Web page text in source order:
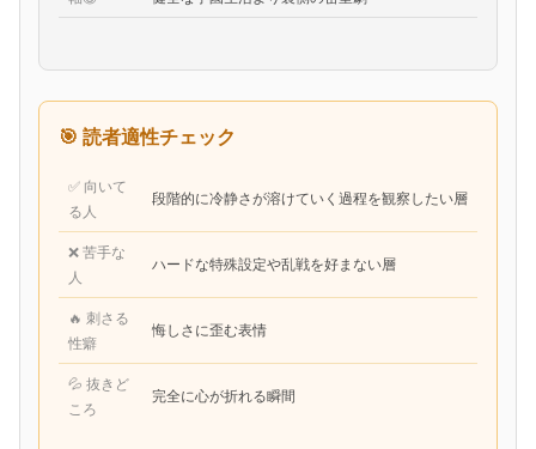
🎯 読者適性チェック
✅ 向いて
る人
段階的に冷静さが溶けていく過程を観察したい層
❌ 苦手な
人
ハードな特殊設定や乱戦を好まない層
🔥 刺さる
性癖
悔しさに歪む表情
💦 抜きど
ころ
完全に心が折れる瞬間